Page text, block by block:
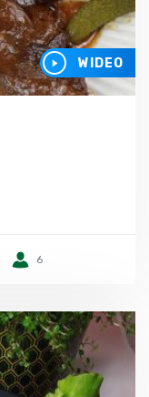
WIDEO
6